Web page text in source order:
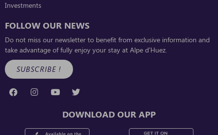
Investments
FOLLOW OUR NEWS
Do not miss our newsletter to benefit from exclusive information and
take advantage of fully enjoy your stay at Alpe d’Huez.
SUBSCRIBE !
DOWNLOAD OUR APP